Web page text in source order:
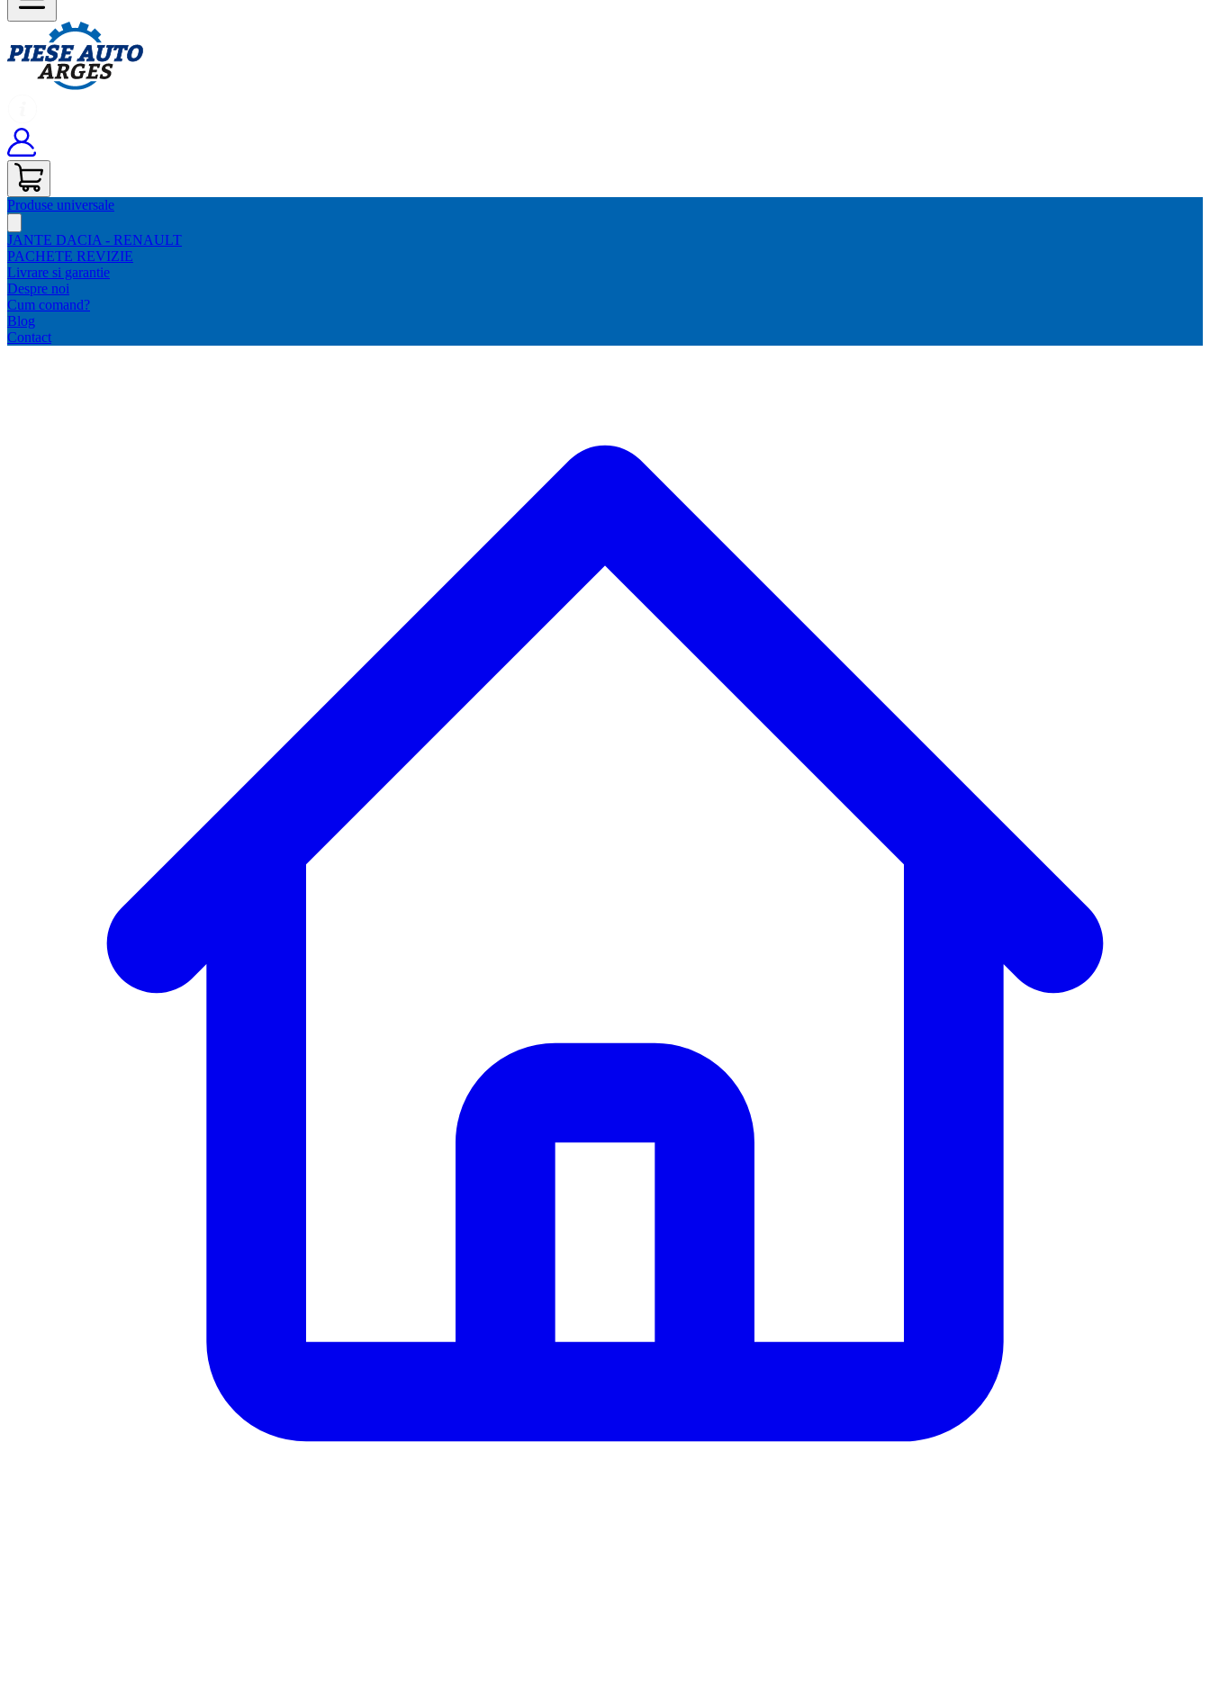
Produse universale
JANTE DACIA - RENAULT
PACHETE REVIZIE
Livrare si garantie
Despre noi
Cum comand?
Blog
Contact